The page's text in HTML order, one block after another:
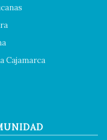
Cajamarca